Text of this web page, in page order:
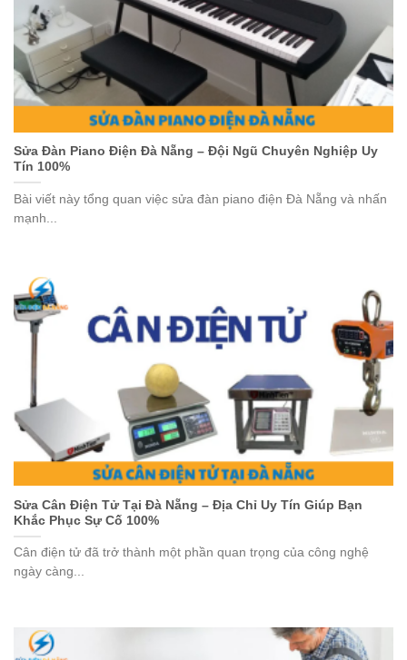
Sửa Đàn Piano Điện Đà Nẵng – Đội Ngũ Chuyên Nghiệp Uy
Tín 100%
Bài viết này tổng quan việc sửa đàn piano điện Đà Nẵng và nhấn
mạnh...
Sửa Cân Điện Tử Tại Đà Nẵng – Địa Chỉ Uy Tín Giúp Bạn
Khắc Phục Sự Cố 100%
Cân điện tử đã trở thành một phần quan trọng của công nghệ
ngày càng...